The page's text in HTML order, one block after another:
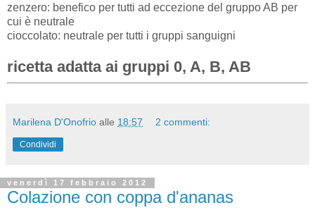
zenzero: benefico per tutti ad eccezione del gruppo AB per
cui è neutrale
cioccolato: neutrale per tutti i gruppi sanguigni
ricetta adatta ai gruppi 0, A, B, AB
Marilena D'Onofrio alle 18:57 2 commenti:
Condividi
venerdì 17 febbraio 2012
Colazione con coppa d'ananas